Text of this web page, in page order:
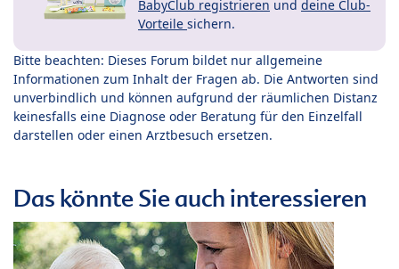
BabyClub registrieren und deine Club-
Vorteile sichern.
Bitte beachten: Dieses Forum bildet nur allgemeine
Informationen zum Inhalt der Fragen ab. Die Antworten sind
unverbindlich und können aufgrund der räumlichen Distanz
keinesfalls eine Diagnose oder Beratung für den Einzelfall
darstellen oder einen Arztbesuch ersetzen.
Das könnte Sie auch interessieren